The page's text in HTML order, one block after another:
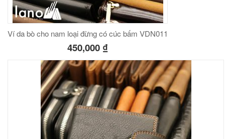
Ví da bò cho nam loại đừng có cúc bấm VDN011
450,000 ₫